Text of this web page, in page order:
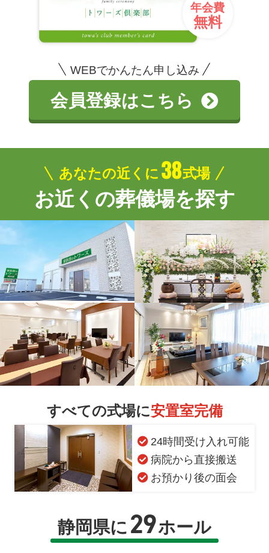
年会費
無料
WEBでかんたん申し込み
会員登録はこちら
あなたの近くに 38式場
お近くの葬儀場を探す
すべての式場に安置室完備
24時間受け入れ可能
病院から直接搬送
お預かり後の面会
静岡県に 29ホール